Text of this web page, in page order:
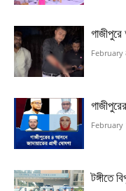
গাজীপুরে
February
February
টঙ্গীতে